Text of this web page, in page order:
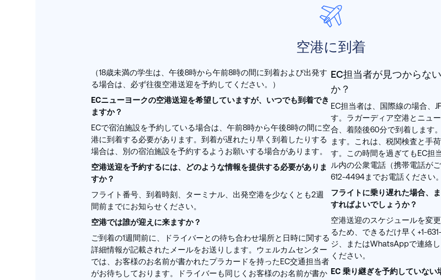
空港に到着
（18歳未満の学生は、午後8時から午前8時の間に到着および出発す
る場合は、必ず往復空港送迎を予約してください。）
ECニューヨークの空港送迎を希望していますが、いつでも到着でき
ますか？
ECで宿泊施設を予約している場合は、午前8時から午後8時の間に空
港に到着する必要があります。到着が遅れたり早く到着したりする
場合は、別の宿泊施設を予約するようお願いする場合があります。
空港送迎を予約するには、どのような情報を提供する必要がありま
すか？
フライト番号、到着時刻、ターミナル、出発空港を少なくとも2週
間前までにお知らせください。
空港では誰が迎えに来ますか？
ご到着の1週間前に、ドライバーとの待ち合わせ場所と日時に関する
詳細情報が記載されたメールをお送りします。ウェルカムセンター
では、お客様のお名前が書かれたプラカードを持ったEC交通担当者
がお待ちしております。ドライバーも同じくお客様のお名前が書か
EC担当者が見つからな
か？
EC担当者は、国際線の場合、
す。ラガーディア空港とニュ
合、着陸後60分で到着します
ます。これは、税関検査と手
す。この時間を過ぎてもEC担
ル内の公衆電話（携帯電話が
612-4494までお電話ください
フライトに乗り遅れた場合、
すればよいでしょうか？
空港送迎のスケジュールを変
るため、できるだけ早く+1-
ジ、またはWhatsAppで連絡
ください。
EC 乗り継ぎを予約していな